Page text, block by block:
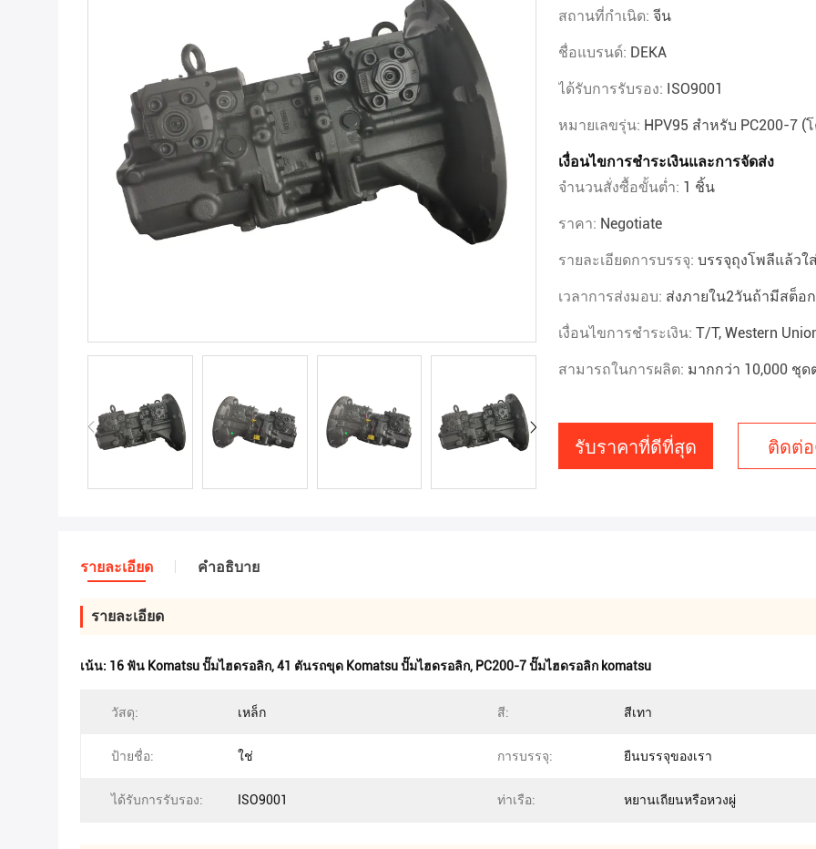
สถานที่กำเนิด: จีน
ชื่อแบรนด์: DEKA
ได้รับการรับรอง: ISO9001
หมายเลขรุ่น: HPV95 สำหรับ PC200-7 (
เงื่อนไขการชำระเงินและการจัดส่ง
จำนวนสั่งซื้อขั้นต่ำ: 1 ชิ้น
ราคา: Negotiate
รายละเอียดการบรรจุ: บรรจุถุงโพลีแล้วใ
เวลาการส่งมอบ: ส่งภายใน2วันถ้ามีสต็อก
เงื่อนไขการชำระเงิน: T/T, Western
สามารถในการผลิต: มากกว่า 10,000 ชุด
รับราคาที่ดีที่สุด ติดต่
รายละเอียด คําอธิบาย
รายละเอียด
เน้น: 16 ฟัน Komatsu ปั๊มไฮดรอลิก,41 ตันรถขุด Komatsu ปั๊มไฮดรอลิก, PC200-7 ปั๊มไฮดรอลิก komatsu
วัสดุ: เหล็ก สี: สีเทา
ป้ายชื่อ: ใช่ การบรรจุ: ยืนบรรจุของเรา
ได้รับการรับรอง: ISO9001 ท่าเรือ: หยานเถียนหรือหวงผู่